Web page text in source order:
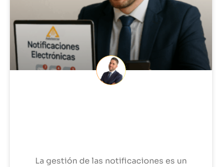
La gestión de las notificaciones es un